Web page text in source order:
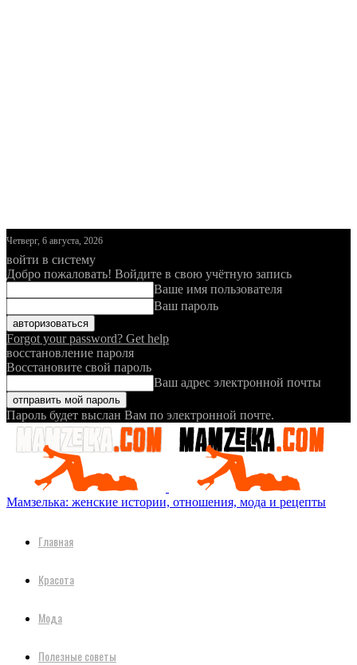
Четверг, 6 августа, 2026
войти в систему
Добро пожаловать! Войдите в свою учётную запись
Ваше имя пользователя
Ваш пароль
Forgot your password? Get help
восстановление пароля
Восстановите свой пароль
Ваш адрес электронной почты
Пароль будет выслан Вам по электронной почте.
Мамзелька: женские истории, отношения, мода и рецепты
Главная
Красота
Мода
Полезные советы